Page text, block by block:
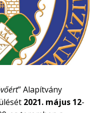
” Alapítvány
2021. május 12-